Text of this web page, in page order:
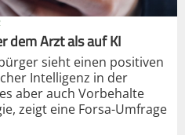
dem Arzt als auf KI
sieht einen positiven
Intelligenz in der
aber auch Vorbehalte
zeigt eine Forsa-Umfrage